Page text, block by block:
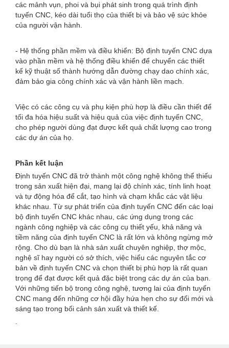
các mảnh vụn, phoi và bụi phát sinh trong quá trình định
tuyến CNC, kéo dài tuổi thọ của thiết bị và bảo vệ sức khỏe
của người vận hành.
- Hệ thống phần mềm và điều khiển: Bộ định tuyến CNC dựa
vào phần mềm và hệ thống điều khiển để chuyển các thiết
kế kỹ thuật số thành hướng dẫn đường chạy dao chính xác,
đảm bảo gia công chính xác và vận hành liền mạch.
Việc có các công cụ và phụ kiện phù hợp là điều cần thiết để
tối đa hóa hiệu suất và hiệu quả của việc định tuyến CNC,
cho phép người dùng đạt được kết quả chất lượng cao trong
các dự án của họ.
Phần kết luận
Định tuyến CNC đã trở thành một công nghệ không thể thiếu
trong sản xuất hiện đại, mang lại độ chính xác, tính linh hoạt
và tự động hóa để cắt, tạo hình và chạm khắc các vật liệu
khác nhau. Từ sự phát triển của định tuyến CNC đến các loại
bộ định tuyến CNC khác nhau, các ứng dụng trong các
ngành công nghiệp và các công cụ thiết yếu, khả năng và
tiềm năng của định tuyến CNC là rất lớn và không ngừng mở
rộng. Cho dù bạn là nhà sản xuất chuyên nghiệp, thợ mộc,
nghệ sĩ hay người có sở thích, việc hiểu các nguyên tắc cơ
bản về định tuyến CNC và chọn thiết bị phù hợp là rất quan
trọng để đạt được kết quả đặc biệt trong các dự án của bạn.
Với những tiến bộ trong công nghệ, tương lai của định tuyến
CNC mang đến những cơ hội đầy hứa hẹn cho sự đổi mới và
sáng tạo trong bối cảnh sản xuất và thiết kế.